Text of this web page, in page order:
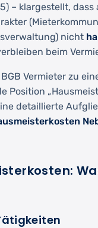
– klargestellt,
nicht
beim
Vermieter zu
Position
detaillierte